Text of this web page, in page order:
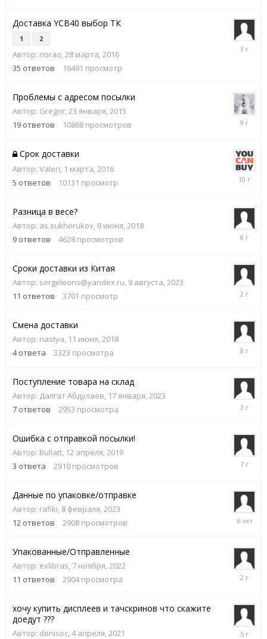
Доставка YCB40 выбор ТК
1 2
Автор: riorao,28 марта, 2016
35 ответов 16491 просмотр
Проблемы с адресом посылки
Автор: Gregor,23 января, 2015
19 ответов 10868 просмотров
27
Срок доставки
Автор: Valeri, 1 марта, 2016
5 ответов 10131 просмотр
Разница в весе?
Автор: as.sukhorukov, 8 июня, 2018
9 ответов 4628 просмотров
Сроки доставки из Китая
Автор: sergeleons@yandex.ru, 9 августа, 2023
11 ответов 3701 просмотр
Смена доставки
Автор: nastya, 11 июня, 2018
4 ответа 3323 просмотра
12
Поступление товара на склад
Автор: Далгат Абдулаев, 17 января, 2023
7 ответов 2953 просмотра
25
Ошибка с отправкой посылки!
Автор: Bullatt, 12 апреля, 2019
3 ответа 2910 просмотров
12
Данные по упаковке/отправке
Автор: rafiki, 8 февраля, 2023
12 ответов 2908 просмотров
6
Упакованные/Отправленные
Автор: exlibras, 7 ноября, 2022
11 ответов 2904 просмотра
хочу купить дисплеев и тачскринов что скажите
доедут ???
Автор: denisoc,4 апреля, 2021
13